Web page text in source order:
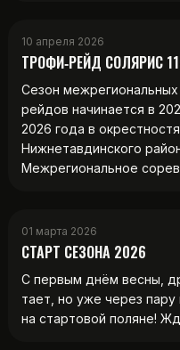
10 апреля 2026
ТРОФИ‑РЕЙД СОЛЯРИС
Сезон
рейдов начинается в
2026 года в
Нижнетавдинского
Межрегиональное
01 марта 2026
СТАРТ СЕЗОНА 2026
С первым днём весны,
тает, но уже через
на стартовой поляне!